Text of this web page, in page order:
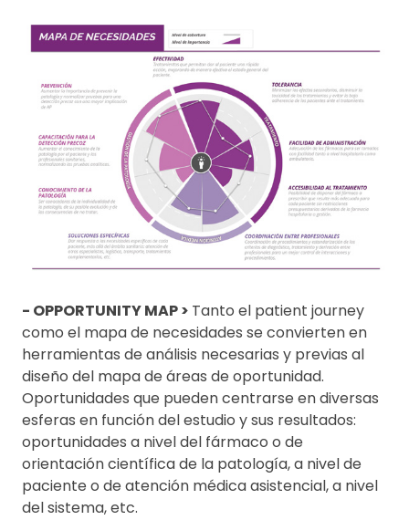
- OPPORTUNITY MAP > Tanto el patient journey
como el mapa de necesidades se convierten en
herramientas de análisis necesarias y previas al
diseño del mapa de áreas de oportunidad.
Oportunidades que pueden centrarse en diversas
esferas en función del estudio y sus resultados:
oportunidades a nivel del fármaco o de
orientación científica de la patología, a nivel de
paciente o de atención médica asistencial, a nivel
del sistema, etc.